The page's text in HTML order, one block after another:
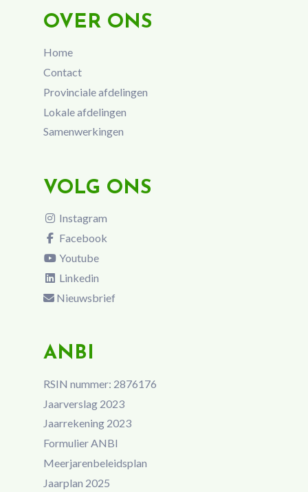
OVER ONS
Home
Contact
Provinciale afdelingen
Lokale afdelingen
Samenwerkingen
VOLG ONS
Instagram
Facebook
Youtube
Linkedin
Nieuwsbrief
ANBI
RSIN nummer: 2876176
Jaarverslag 2023
Jaarrekening 2023
Formulier ANBI
Meerjarenbeleidsplan
Jaarplan 2025